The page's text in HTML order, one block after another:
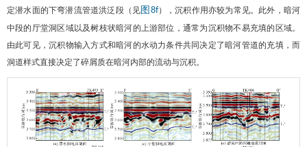
定潜水面的下弯潜流管道洪泛段（见图8f），沉积作用亦较为常见。此外，暗河
中段的厅堂洞区域以及树枝状暗河的上游部位，通常为沉积物不易充填的区域。
由此可见，沉积物输入方式和暗河的水动力条件共同决定了暗河管道的充填，而
洞道样式直接决定了碎屑质在暗河内部的流动与沉积。